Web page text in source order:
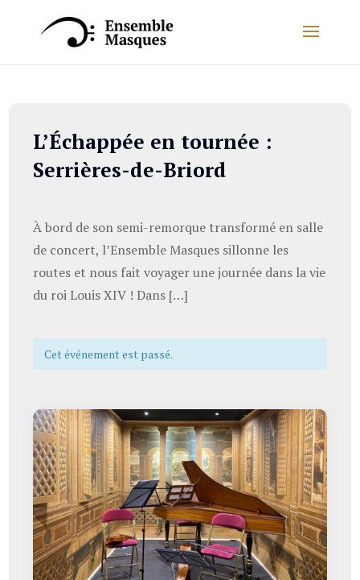
L’Échappée en tournée :
Serrières-de-Briord
À bord de son semi-remorque transformé en salle
de concert, l’Ensemble Masques sillonne les
routes et nous fait voyager une journée dans la vie
du roi Louis XIV ! Dans […]
Cet événement est passé.